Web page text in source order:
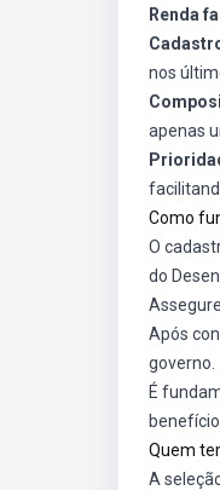
Renda
nos
apenas
Como
O
do
Após
governo.
É
Quem
A